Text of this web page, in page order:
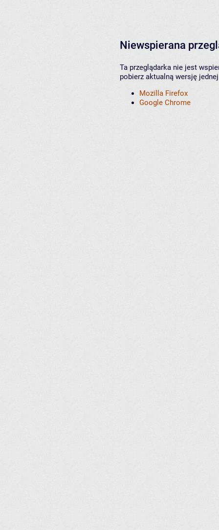
Niewspierana
Ta przeglądarka nie jest
pobierz aktualną wersję
Mozilla Firefox
Google Chrome